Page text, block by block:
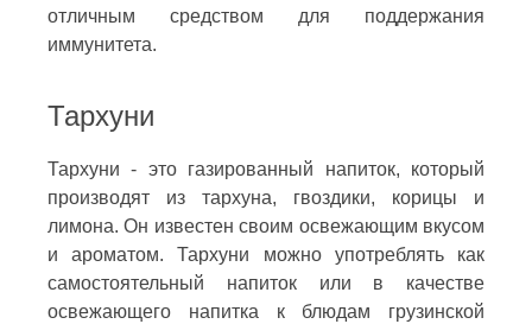
отличным средством для поддержания
иммунитета.
Тархуни
Тархуни - это газированный напиток, который
производят из тархуна, гвоздики, корицы и
лимона. Он известен своим освежающим вкусом
и ароматом. Тархуни можно употреблять как
самостоятельный напиток или в качестве
освежающего напитка к блюдам грузинской